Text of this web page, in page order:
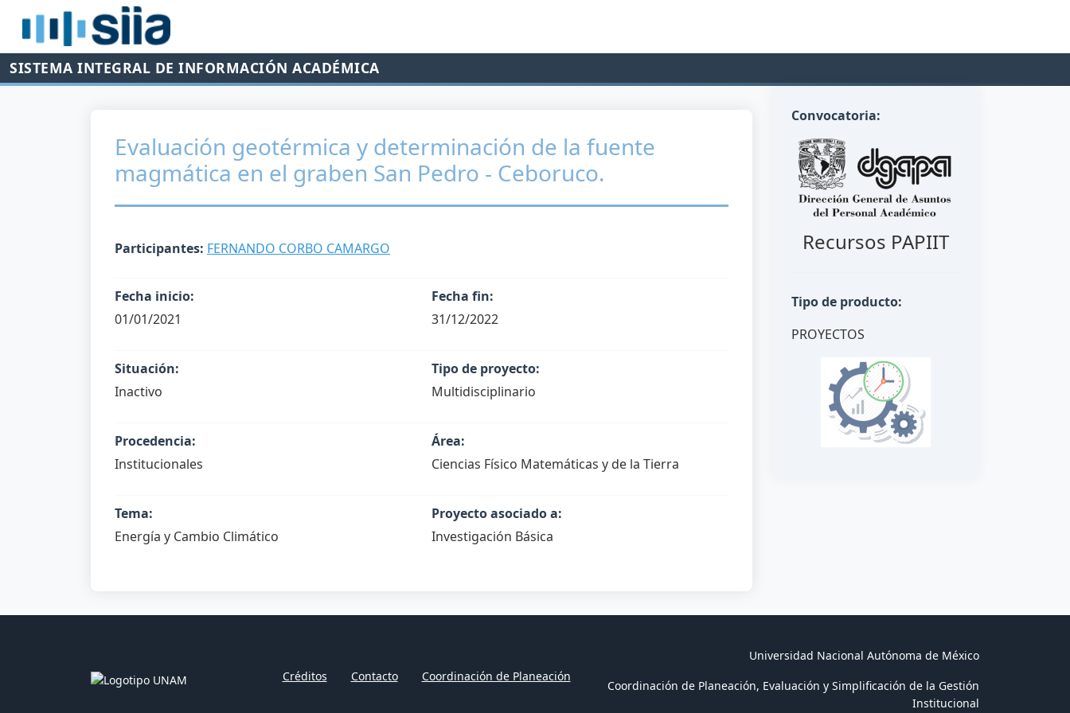
SISTEMA INTEGRAL DE INFORMACIÓN ACADÉMICA
Evaluación geotérmica y determinación de la fuente
magmática en el graben San Pedro - Ceboruco.
Participantes: FERNANDO CORBO CAMARGO
Fecha inicio:
01/01/2021
Fecha fin:
31/12/2022
Situación:
Inactivo
Tipo de proyecto:
Multidisciplinario
Procedencia:
Institucionales
Área:
Ciencias Físico Matemáticas y de la Tierra
Tema:
Energía y Cambio Climático
Proyecto asociado a:
Investigación Básica
Convocatoria:
Recursos PAPIIT
Tipo de producto:
PROYECTOS
Créditos Contacto Coordinación de Planeación
Universidad Nacional Autónoma de México
Coordinación de Planeación, Evaluación y Simplificación de la Gestión
Institucional